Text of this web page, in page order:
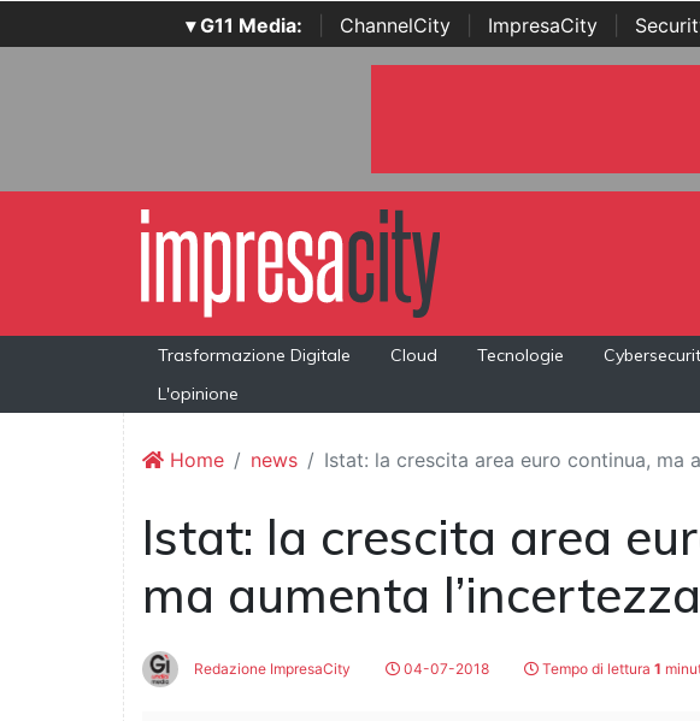
▾ G11 Media: ChannelCity ImpresaCity
Trasformazione Digitale Cloud Tecnologie
L'opinione
Home news Istat: la crescita area euro continua, ma
Istat: la crescita area
ma aumenta l’incertezza
Redazione ImpresaCity 04-07-2018 Tempo di lettura 1